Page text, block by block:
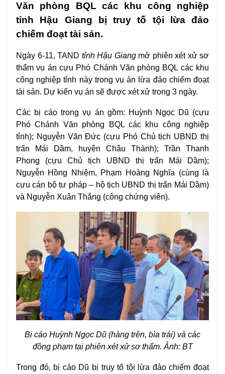
Văn phòng BQL các khu công nghiệp
tỉnh Hậu Giang bị truy tố tội lừa đảo
chiếm đoạt tài sản.
Ngày 6-11, TAND tỉnh Hậu Giangmở phiên xét xử sơ
thẩmvụ án cựu Phó Chánh Văn phòng BQL các khu
công nghiệp tỉnh này trong vụ án lừa đảo chiếm đoạt
tài sản. Dự kiến vụ án sẽ được xét xử trong 3 ngày.
Các bị cáo trong vụ án gồm: Huỳnh Ngọc Dũ (cựu
Phó Chánh Văn phòng BQL các khu công nghiệp
tỉnh); Nguyễn Văn Đức (cựu Phó Chủ tịch UBND thị
trấn Mái Dầm, huyện Châu Thành); Trần Thanh
Phong (cựu Chủ tịch UBND thị trấn Mái Dầm);
Nguyễn Hồng Nhiệm, Phạm Hoàng Nghĩa (cùng là
cựu cán bộ tư pháp – hộ tịch UBND thị trấn Mái Dầm)
và Nguyễn Xuân Thắng (công chứng viên).
Bị cáo Huỳnh Ngọc Dũ (hàng trên, bìa trái) và các
đồng phạm tại phiên xét xử sơ thẩm. Ảnh: BT
Trong đó, bị cáo Dũ bị truy tố tội lừa đảo chiếm đoạt